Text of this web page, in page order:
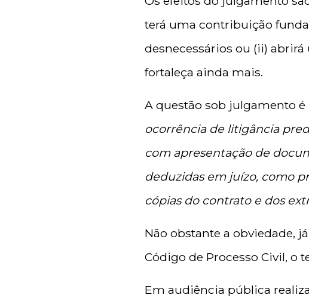
terá uma contribuição
desnecessários ou (ii)
fortaleça ainda mais.
A questão sob julgamento é
ocorrência de litigância
com apresentação de
deduzidas em juízo, como
cópias do contrato e dos
Não obstante a obviedade,
Código de Processo Civil, o
Em audiência pública